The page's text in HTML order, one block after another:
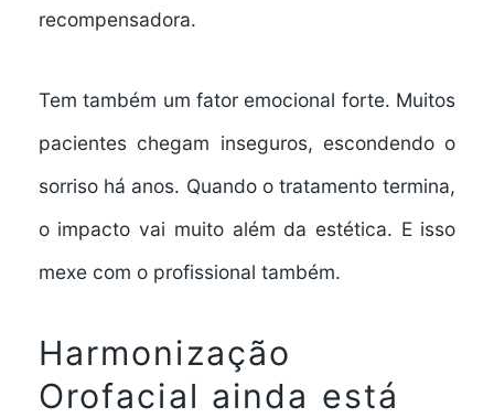
recompensadora.
Tem também um fator emocional forte. Muitos
pacientes chegam inseguros, escondendo o
sorriso há anos. Quando o tratamento termina,
o impacto vai muito além da estética. E isso
mexe com o profissional também.
Harmonização
Orofacial ainda está